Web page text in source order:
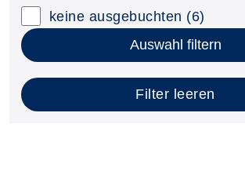
keine ausgebuchten (6)
Auswahl filtern
Filter leeren